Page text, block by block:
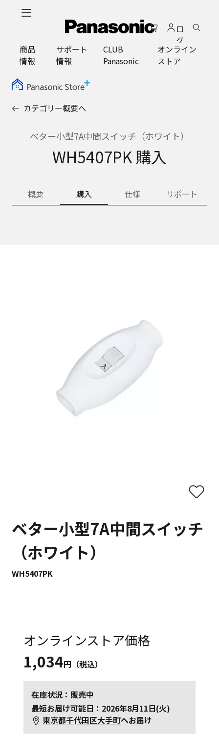
ロ
グ
イ
ン
商品
情報
サポート
情報
CLUB
Panasonic
オンライン
ストア
カテゴリー概要へ
ベター小型7A中間スイッチ（ホワイト）
WH5407PK 購入
概要 購入 仕様 サポート
ベター小型7A中間スイッチ
（ホワイト）
WH5407PK
オンラインストア価格
1,034円（税込）
在庫状況：販売中
最短お届け可能日：2026年8月11日(火)
東京都千代田区大手町へお届け